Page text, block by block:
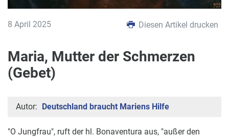
8 April 2025 Diesen Artikel drucken
Maria, Mutter der Schmerzen
(Gebet)
Autor: Deutschland braucht Mariens Hilfe
"O Jungfrau", ruft der hl. Bonaventura aus, "außer den